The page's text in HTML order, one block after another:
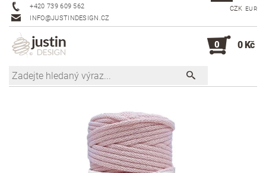
+420 739 609 562
INFO@JUSTINDESIGN.CZ
CZK EUR
0 0 Kč